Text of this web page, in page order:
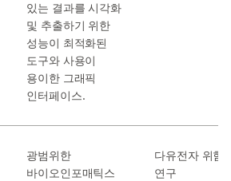
있는 결과를 시각화
및 추출하기 위한
성능이 최적화된
도구와 사용이
용이한 그래픽
인터페이스.
광범위한
바이오인포매틱스
다유전자 위험
연구